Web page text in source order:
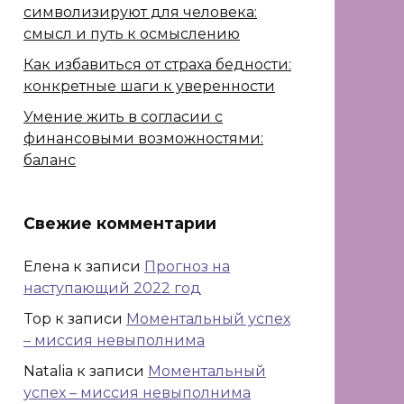
символизируют для человека:
смысл и путь к осмыслению
Как избавиться от страха бедности:
конкретные шаги к уверенности
Умение жить в согласии с
финансовыми возможностями:
баланс
Свежие комментарии
Елена к записи Прогноз на
наступающий 2022 год
Top к записи Моментальный успех
– миссия невыполнима
Natalia к записи Моментальный
успех – миссия невыполнима